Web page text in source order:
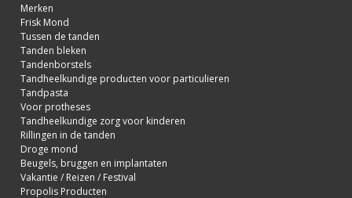
Merken
Frisk Mond
Tussen de tanden
Tanden bleken
Tandenborstels
Tandheelkundige producten voor particulieren
Tandpasta
Voor protheses
Tandheelkundige zorg voor kinderen
Rillingen in de tanden
Droge mond
Beugels, bruggen en implantaten
Vakantie / Reizen / Festival
Propolis Producten